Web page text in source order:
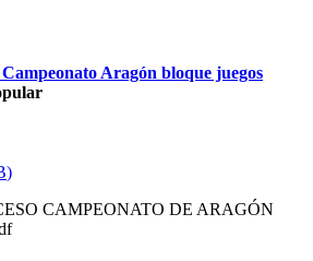
Aragón bloque juegos
)
CAMPEONATO DE ARAGÓN